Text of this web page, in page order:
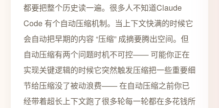
都要把整个历史读一遍。很多人不知道Claude
Code 有个自动压缩机制。当上下文快满的时候它
会自动把早期的内容 “压缩” 成摘要腾出空间。但
自动压缩有两个问题时机不可控—— 可能你正在
实现关键逻辑的时候它突然触发压缩把一些重要细
节给压缩没了被动浪费—— 在自动压缩之前你已
经带着超长上下文跑了很多轮每一轮都在多花钱所